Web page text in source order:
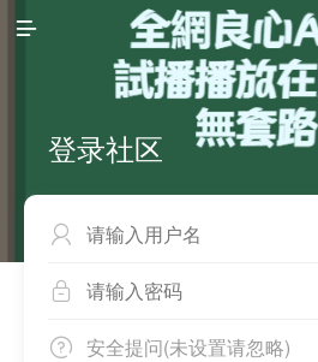

登录社区


 安全提问(未设置请忽略)